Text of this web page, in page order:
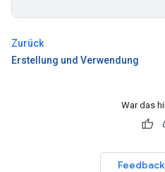
Zurück
Erstellung und Verwendung
War das